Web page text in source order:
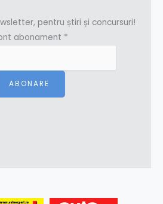
pentru știri și concursuri!
abonament *
ABONARE